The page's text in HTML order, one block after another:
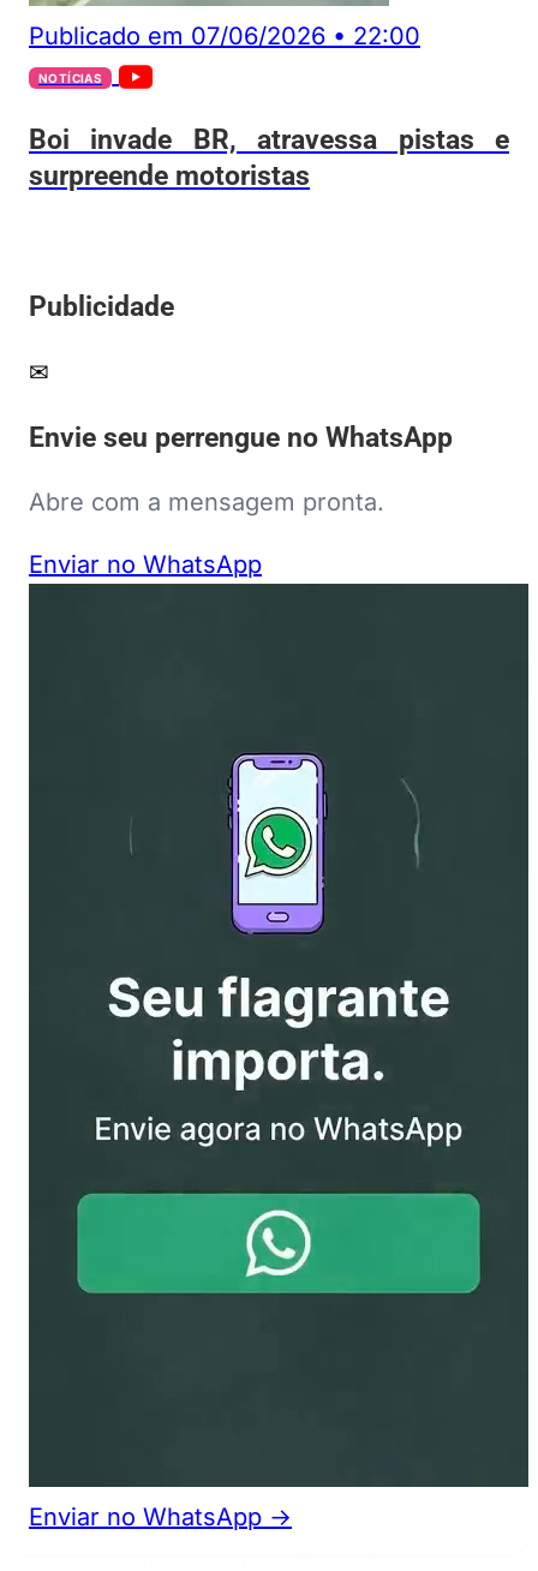
Publicado em 07/06/2026 • 22:00
NOTÍCIAS
Boi invade BR, atravessa pistas e
surpreende motoristas
Publicidade
✉
Envie seu perrengue no WhatsApp
Abre com a mensagem pronta.
Enviar no WhatsApp
Enviar no WhatsApp →